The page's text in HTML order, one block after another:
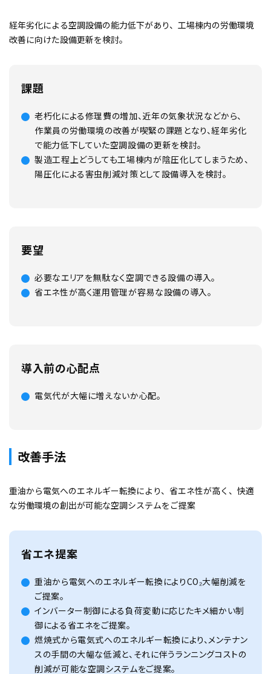
経年劣化による空調設備の能力低下があり、工場棟内の労働環境
改善に向けた設備更新を検討。
課題
老朽化による修理費の増加、近年の気象状況などから、
作業員の労働環境の改善が喫緊の課題となり、経年劣化
で能力低下していた空調設備の更新を検討。
製造工程上どうしても工場棟内が陰圧化してしまうため、
陽圧化による害虫削減対策として設備導入を検討。
要望
必要なエリアを無駄なく空調できる設備の導入。
省エネ性が高く運用管理が容易な設備の導入。
導入前の心配点
電気代が大幅に増えないか心配。
改善手法
重油から電気へのエネルギー転換により、省エネ性が高く、快適
な労働環境の創出が可能な空調システムをご提案
省エネ提案
重油から電気へのエネルギー転換によりCO₂大幅削減を
ご提案。
インバーター制御による負荷変動に応じたキメ細かい制
御による省エネをご提案。
燃焼式から電気式へのエネルギー転換により、メンテナン
スの手間の大幅な低減と、それに伴うランニングコストの
削減が可能な空調システムをご提案。